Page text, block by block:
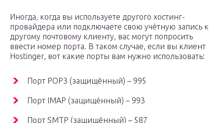
Иногда, когда вы используете другого хостинг-
провайдера или подключаете свою учётную запись к
другому почтовому клиенту, вас могут попросить
ввести номер порта. В таком случае, если вы клиент
Hostinger, вот какие порты вам нужно использовать:
Порт POP3 (защищённый) – 995
Порт IMAP (защищённый) – 993
Порт SMTP (защищённый) – 587